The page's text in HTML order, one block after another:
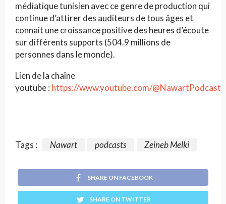
médiatique tunisien avec ce genre de production qui
continue d’attirer des auditeurs de tous âges et
connait une croissance positive des heures d’écoute
sur différents supports (504.9 millions de
personnes dans le monde).
Lien de la chaîne
youtube : https://www.youtube.com/@NawartPodcast
Tags : Nawart podcasts Zeineb Melki
SHARE ON FACEBOOK
SHARE ON TWITTER